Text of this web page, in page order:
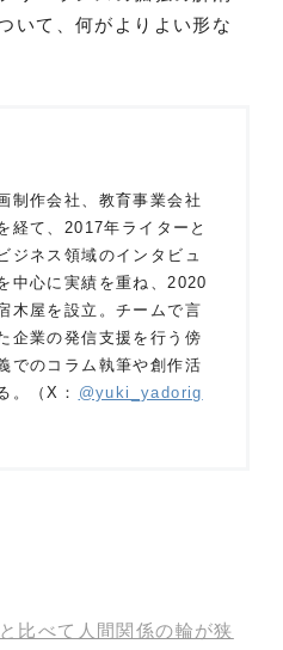
いて、何がよりよい形な
制作会社、教育事業会社
経て、2017年ライターと
ジネス領域のインタビュ
中心に実績を重ね、2020
木屋を設立。チームで言
企業の発信支援を行う傍
でのコラム執筆や創作活
。（X： @yuki_yadorig
比べて人間関係の輪が狭